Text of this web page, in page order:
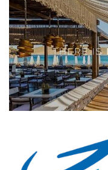
Γλώσσα
Ελληνικά English